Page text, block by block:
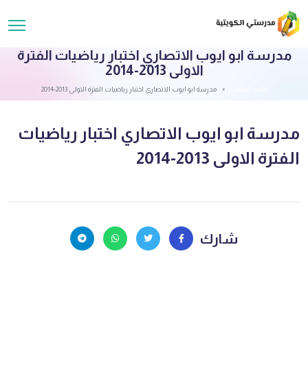
مدرسة ابو ايوب الاتصاري اختبار رياضيات الفترة
الاولى 2013-2014
مدرسة ابو ايوب الاتصاري اختبار رياضيات الفترة الاولى 2013-2014
مدرسة ابو ايوب الاتصاري اختبار رياضيات
الفترة الاولى 2013-2014
شارك